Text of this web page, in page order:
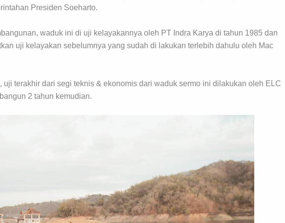
Presiden Soeharto.
waduk ini di uji kelayakannya oleh PT Indra Karya di tahun 1985 dan
uji kelayakan sebelumnya yang sudah di lakukan terlebih dahulu oleh Mac
uji terakhir dari segi teknis & ekonomis dari waduk sermo ini dilakukan oleh ELC
2 tahun kemudian.